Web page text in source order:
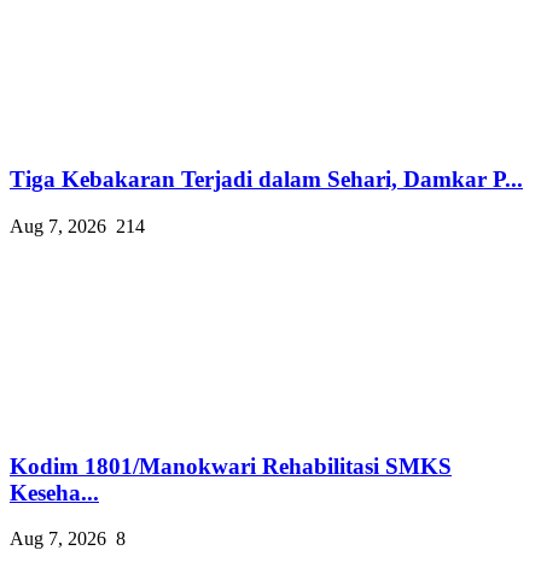
Tiga Kebakaran Terjadi dalam Sehari, Damkar P...
Aug 7, 2026 214
Kodim 1801/Manokwari Rehabilitasi SMKS
Keseha...
Aug 7, 2026 8